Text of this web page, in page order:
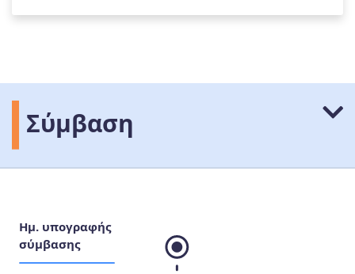
Σύμβαση
Ημ. υπογραφής
σύμβασης